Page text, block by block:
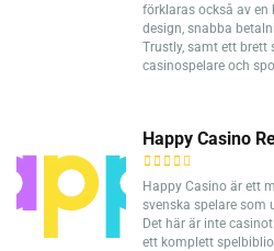
förklaras också av
design, snabba
Trustly, samt ett
casinospelare och
Happy Casino
Happy Casino är ett
svenska spelare som
Det här är inte
ett komplett